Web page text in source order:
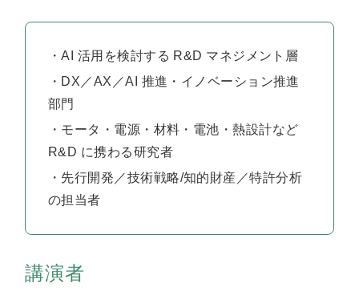
・AI 活用を検討する R&D マネジメント層
・ DX ／AX ／AI 推進 ・イノベーション推進
部門
・モータ・電源・材料・電池・熱設計など
R&D に携わる研究者
・先行開発／技術戦略/知的財産／特許分析
の担当者
講演者